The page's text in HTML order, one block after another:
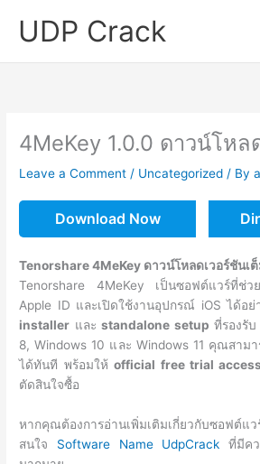
UDP Crack
4MeKey 1.0.0 ดาวน์โหล
Leave a Comment / Uncategorized / By
Download Now
Tenorshare 4MeKey ดาวน์โหลดเวอร์ชันเ
Tenorshare 4MeKey เป็นซอฟต์แวร์ที่ช่ว
Apple ID และเปิดใช้งานอุปกรณ์ iOS ได้อย่
installer และstandalone setup ที่รองรั
8, Windows 10 และ Windows 11 คุณสามา
ได้ทันที พร้อมให้official free trial access
ตัดสินใจซื้อ
หากคุณต้องการอ่านเพิ่มเติมเกี่ยวกับซอฟ
สนใจ Software Name UdpCrack ที่มีคว